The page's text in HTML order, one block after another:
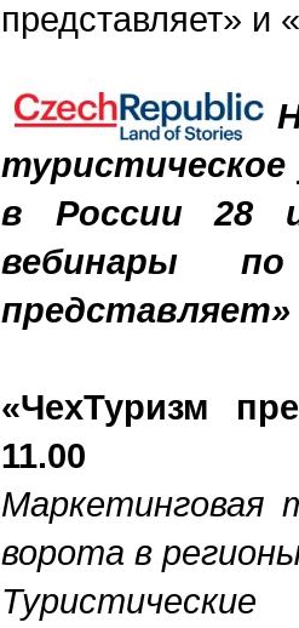
представляет» и
туристическое
в России 28
вебинары
представляет»
«ЧехТуризм
11.00
Маркетинговая
ворота в